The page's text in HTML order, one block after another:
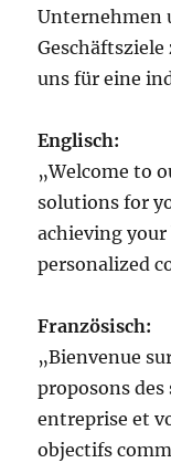
Unternehmen
uns für eine
Englisch:
„Welcome to
solutions for
achieving your
personalized
Französisch:
„Bienvenue
proposons
entreprise et
objectifs